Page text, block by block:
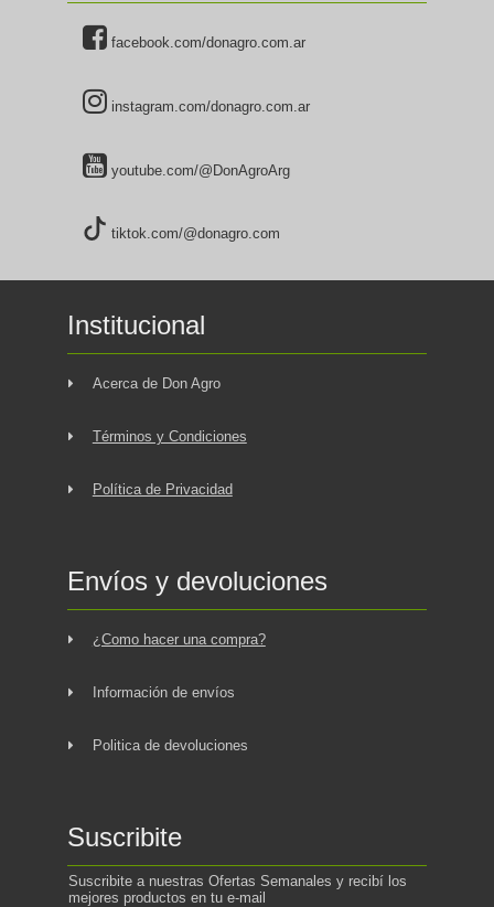
facebook.com/donagro.com.ar
instagram.com/donagro.com.ar
youtube.com/@DonAgroArg
tiktok.com/@donagro.com
Institucional
Acerca de Don Agro
Términos y Condiciones
Política de Privacidad
Envíos y devoluciones
¿Como hacer una compra?
Información de envíos
Politica de devoluciones
Suscribite
Suscribite a nuestras Ofertas Semanales y recibí los
mejores productos en tu e-mail